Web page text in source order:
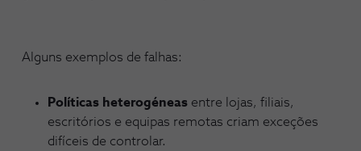
Alguns exemplos de falhas:
Políticas heterogéneas entre lojas, filiais,
escritórios e equipas remotas criam exceções
difíceis de controlar.